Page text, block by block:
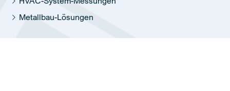
Metallbau-Lösungen